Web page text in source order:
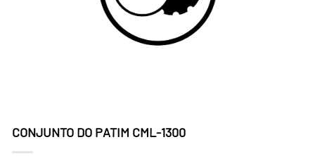
CONJUNTO DO PATIM CML-1300